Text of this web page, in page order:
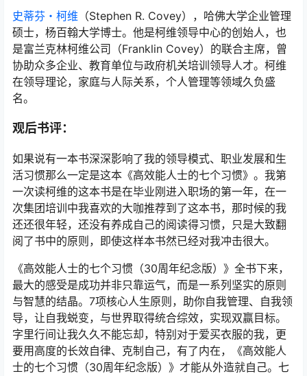
史蒂芬・柯维 （Stephen R. Covey），哈佛大学企业管理
硕士，杨百翰大学博士。他是柯维领导中心的创始人，也
是富兰克林柯维公司（Franklin Covey）的联合主席，曾
协助众多企业、教育单位与政府机关培训领导人才。柯维
在领导理论，家庭与人际关系，个人管理等领域久负盛
名。
观后书评：
如果说有一本书深深影响了我的领导模式、职业发展和生
活习惯那么一定是这本《高效能人士的七个习惯》。我第
一次读柯维的这本书是在毕业刚进入职场的第一年，在一
次集团培训中我喜欢的大咖推荐到了这本书，那时候的我
还还很年轻，还没有养成自己的阅读得习惯，只是大致翻
阅了书中的原则，即使这样本书然已经对我冲击很大。
《高效能人士的七个习惯（30周年纪念版）》全书下来，
最大的感受是成功并非只靠运气，而是一系列坚实的原则
与智慧的结晶。7项核心人生原则，助你自我管理、自我领
导，让自我蜕变，与世界取得统合综效，实现双赢目标。
字里行间让我久久不能忘却，特别对于爱买衣服的我，更
要用高度的长效自律、克制自己，有了内在，《高效能人
士的七个习惯（30周年纪念版）》才能从外造就自己。七